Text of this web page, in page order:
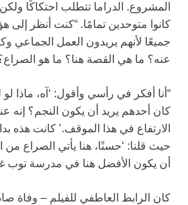
المشروع. الدراما تتطلب احتكاكًا
كانوا متوحدين تمامًا. “كنت أنظر إلى
جميعًا لأنهم يريدون العمل الجماعي
عنه؟ ما هي القصة هنا؟ ما هو
“أنا أفكر في رأسي وأقول: ‘آه، ماذا
كان أحدهم يريد أن يكون النجم؟ إنه
حيث قلنا: ‘حسنًا، هنا يأتي الصراع
أن يكون الأفضل هنا في مدرسة توب
كان الرابط العاطفي للفيلم – وفاة